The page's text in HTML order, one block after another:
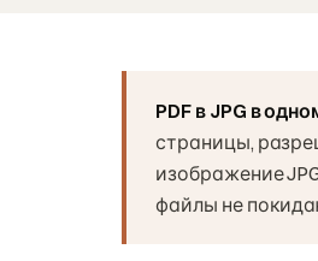
PDF в JPG в
страницы,
изображение
файлы не